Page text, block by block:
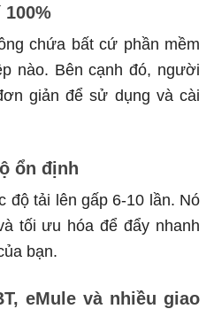
chứa bất cứ phần mềm
nào. Bên cạnh đó, người
giản để sử dụng và cài
ổn định
độ tải lên gấp 6-10 lần. Nó
tối ưu hóa để đẩy nhanh
bạn.
eMule và nhiều giao